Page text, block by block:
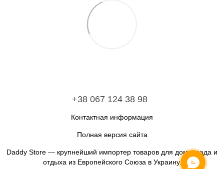
+38 067 124 38 98
Контактная информация
Полная версия сайта
Daddy Store — крупнейший импортер товаров для дома, сада и
отдыха из Европейского Союза в Украину.